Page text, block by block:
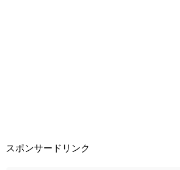
スポンサードリンク